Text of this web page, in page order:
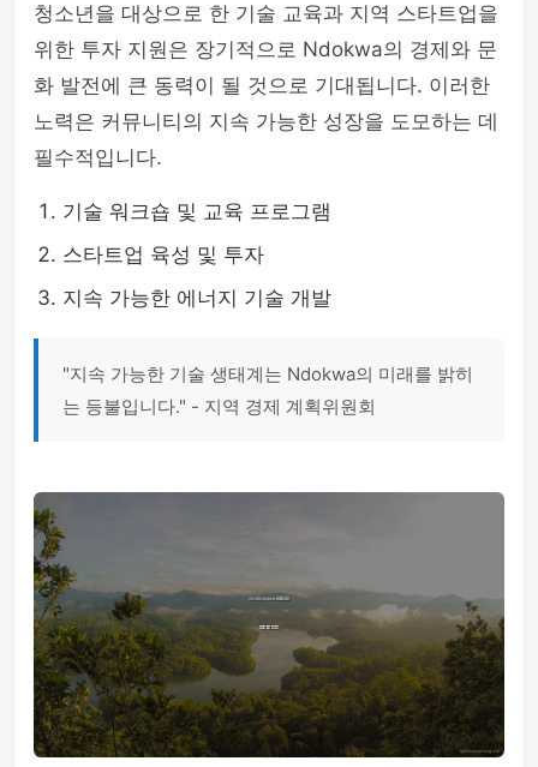
청소년을 대상으로 한 기술 교육과 지역 스타트업을
위한 투자 지원은 장기적으로 Ndokwa의 경제와 문
화 발전에 큰 동력이 될 것으로 기대됩니다. 이러한
노력은 커뮤니티의 지속 가능한 성장을 도모하는 데
필수적입니다.
기술 워크숍 및 교육 프로그램
스타트업 육성 및 투자
지속 가능한 에너지 기술 개발
"지속 가능한 기술 생태계는 Ndokwa의 미래를 밝히
는 등불입니다." - 지역 경제 계획위원회